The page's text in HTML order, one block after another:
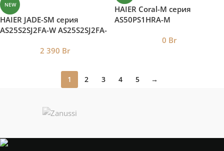
NEW
HAIER JADE-SM серия
AS25S2SJ2FA-W AS25S2SJ2FA-
2 390 Br
HAIER Coral-M серия
AS50PS1HRA-M
0 Br
1 2 3 4 5 →